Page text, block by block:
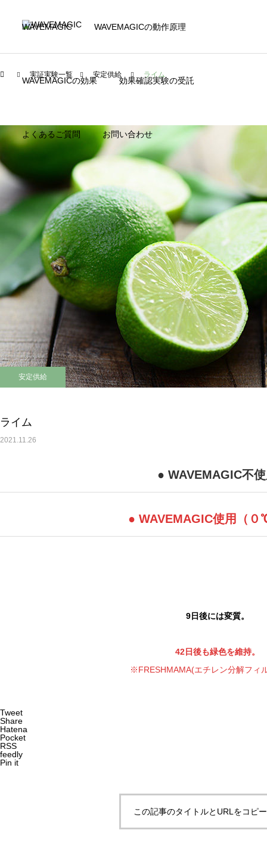
WAVEMAGIC WAVEMAGICの動作原理
WAVEMAGICの効果 効果確認実験の受託
よくあるご質問 お問い合わせ
実証実験一覧 安定供給 ライム
安定供給
ライム
2021.11.26
● WAVEMAGIC不
● WAVEMAGIC使用（０
9日後には変質。
42日後も緑色を維持。
※FRESHMAMA(エチレン分解フィ
Tweet
Share
Hatena
Pocket
RSS
feedly
Pin it
この記事のタイトルとURLをコピ